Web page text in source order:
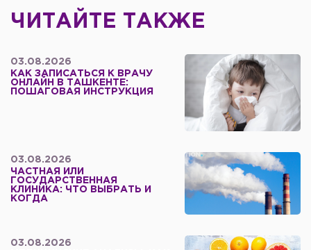
ЧИТАЙТЕ ТАКЖЕ
03.08.2026
КАК ЗАПИСАТЬСЯ К ВРАЧУ
ОНЛАЙН В ТАШКЕНТЕ:
ПОШАГОВАЯ ИНСТРУКЦИЯ
03.08.2026
ЧАСТНАЯ ИЛИ
ГОСУДАРСТВЕННАЯ
КЛИНИКА: ЧТО ВЫБРАТЬ И
КОГДА
03.08.2026